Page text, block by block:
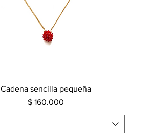
Vista rápida
Cadena sencilla pequeña
Precio
$ 160.000